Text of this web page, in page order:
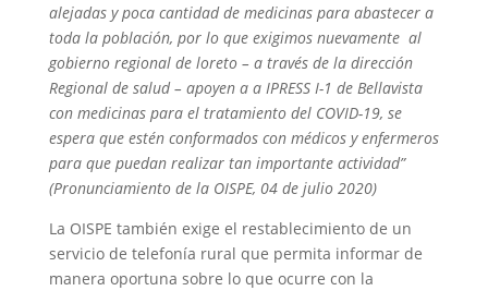
alejadas y poca cantidad de medicinas para abastecer a
toda la población, por lo que exigimos nuevamente al
gobierno regional de loreto – a través de la dirección
Regional de salud – apoyen a a IPRESS I-1 de Bellavista
con medicinas para el tratamiento del COVID-19, se
espera que estén conformados con médicos y enfermeros
para que puedan realizar tan importante actividad”
(Pronunciamiento de la OISPE, 04 de julio 2020)
La OISPE también exige el restablecimiento de un
servicio de telefonía rural que permita informar de
manera oportuna sobre lo que ocurre con la